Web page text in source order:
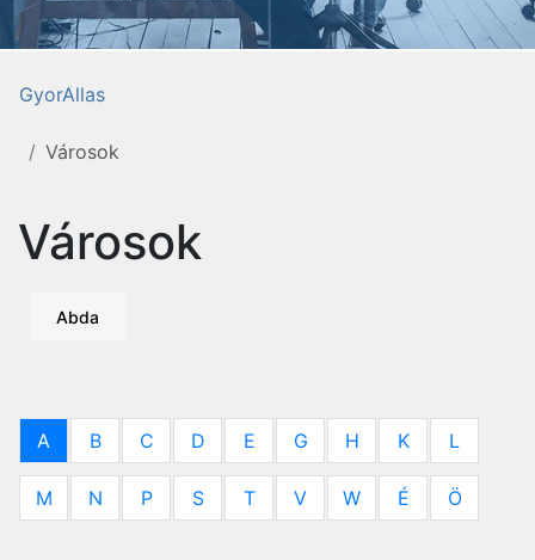
GyorAllas
Városok
Városok
Abda
A B C D E G H K L
M N P S T V W É Ö